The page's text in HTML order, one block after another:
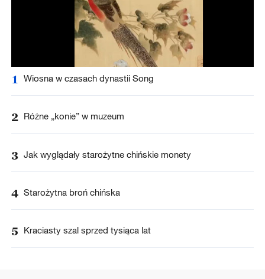
1 Wiosna w czasach dynastii Song
2 Różne „konie” w muzeum
3 Jak wyglądały starożytne chińskie monety
4 Starożytna broń chińska
5 Kraciasty szal sprzed tysiąca lat